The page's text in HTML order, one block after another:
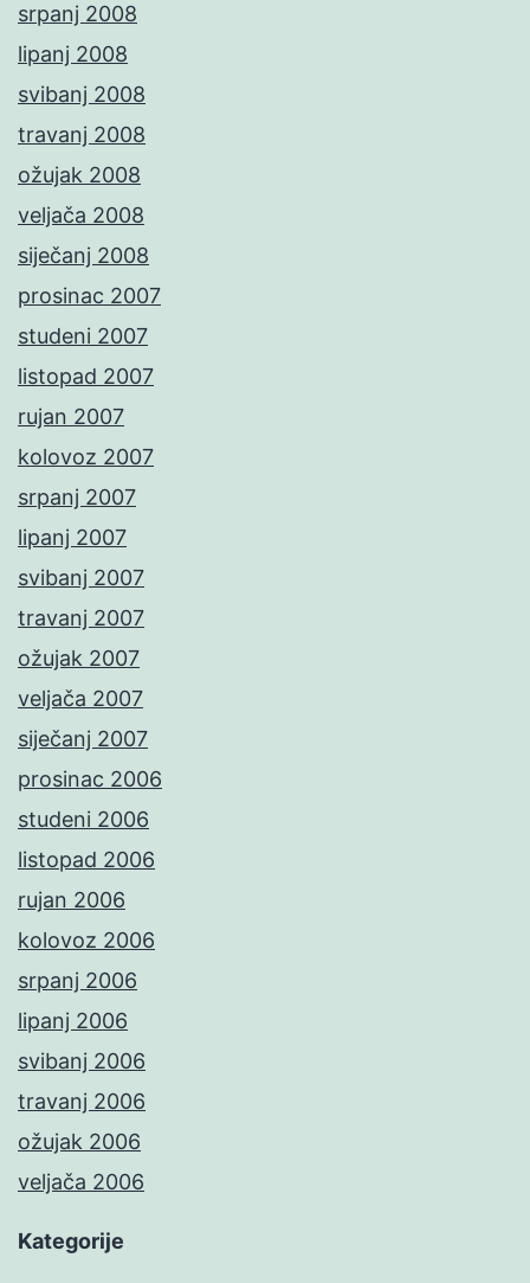
srpanj 2008
lipanj 2008
svibanj 2008
travanj 2008
ožujak 2008
veljača 2008
siječanj 2008
prosinac 2007
studeni 2007
listopad 2007
rujan 2007
kolovoz 2007
srpanj 2007
lipanj 2007
svibanj 2007
travanj 2007
ožujak 2007
veljača 2007
siječanj 2007
prosinac 2006
studeni 2006
listopad 2006
rujan 2006
kolovoz 2006
srpanj 2006
lipanj 2006
svibanj 2006
travanj 2006
ožujak 2006
veljača 2006
Kategorije